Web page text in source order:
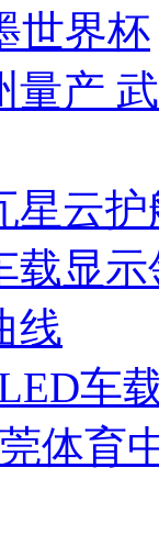
世界杯
量产
星云
载显
线
车
体育